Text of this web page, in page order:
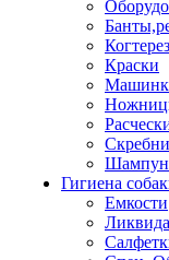
Краски
Гигиена
Емкости